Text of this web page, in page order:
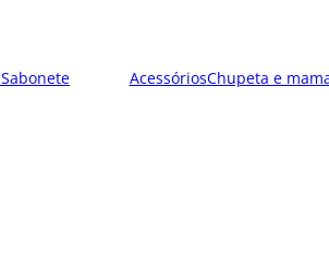
Sabonete AcessóriosChupeta e